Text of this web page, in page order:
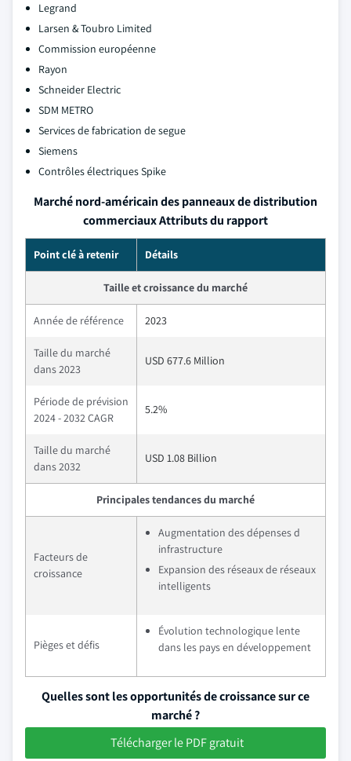
Legrand
Larsen & Toubro Limited
Commission européenne
Rayon
Schneider Electric
SDM METRO
Services de fabrication de segue
Siemens
Contrôles électriques Spike
Marché nord-américain des panneaux de distribution
commerciaux Attributs du rapport
Point clé à retenir Détails
Taille et croissance du marché
Année de référence 2023
Taille du marché
dans 2023
USD 677.6 Million
Période de prévision
2024 - 2032 CAGR
5.2%
Taille du marché
dans 2032
USD 1.08 Billion
Principales tendances du marché
Facteurs de
croissance
Augmentation des dépenses d
infrastructure
Expansion des réseaux de réseaux
intelligents
Pièges et défis
Évolution technologique lente
dans les pays en développement
Quelles sont les opportunités de croissance sur ce
marché ?
Télécharger le PDF gratuit